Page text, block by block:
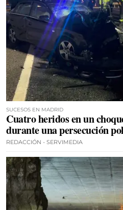
SUCESOS EN MADRID
Cuatro heridos en un
durante una persecución
REDACCIÓN - SERVIMEDIA